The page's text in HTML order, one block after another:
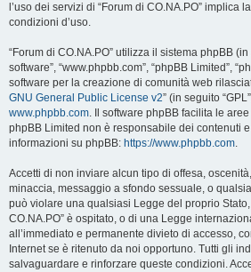
l’uso dei servizi di “Forum di CO.NA.PO” implica
condizioni d’uso.
“Forum di CO.NA.PO” utilizza il sistema phpBB (in
software”, “www.phpbb.com”, “phpBB Limited”,
software per la creazione di comunità web
GNU General Public License v2” (in seguito
www.phpbb.com. Il software phpBB facilita le
phpBB Limited non è responsabile dei contenuti
informazioni su phpBB: https://www.phpbb.com.
Accetti di non inviare alcun tipo di offesa,
minaccia, messaggio a sfondo sessuale, o
può violare una qualsiasi Legge del proprio
CO.NA.PO” è ospitato, o di una Legge
all’immediato e permanente divieto di accesso,
Internet se è ritenuto da noi opportuno. Tutti gli
salvaguardare e rinforzare queste condizioni.